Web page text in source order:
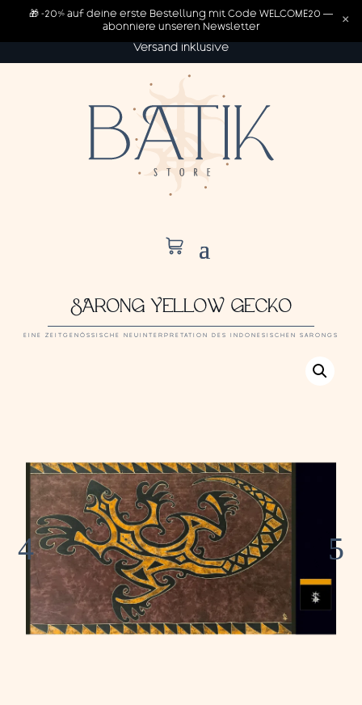
Versand inklusive
SARONG YELLOW GECKO
EINE ZEITGENÖSSISCHE NEUINTERPRETATION DES INDONESISCHEN SARONGS
🎁 -20% auf deine erste Bestellung mit Code WELCOME20 —
abonniere unseren Newsletter
×